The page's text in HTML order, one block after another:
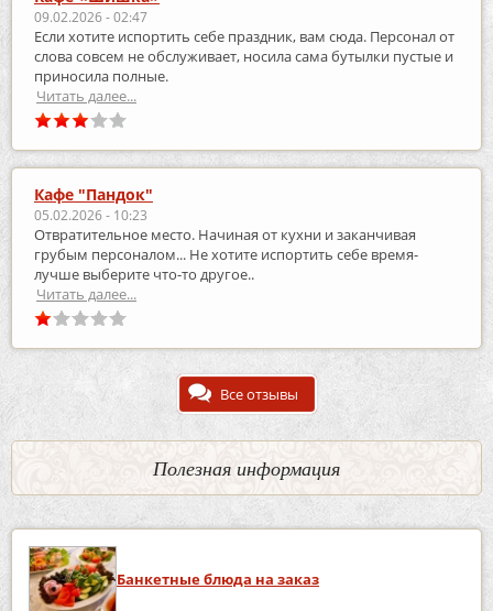
09.02.2026 - 02:47
Если хотите испортить себе праздник, вам сюда. Персонал от
слова совсем не обслуживает, носила сама бутылки пустые и
приносила полные.
Читать далее...
Кафе "Пандок"
05.02.2026 - 10:23
Отвратительное место. Начиная от кухни и заканчивая
грубым персоналом... Не хотите испортить себе время-
лучше выберите что-то другое..
Читать далее...
Все отзывы
Полезная информация
Банкетные блюда на заказ